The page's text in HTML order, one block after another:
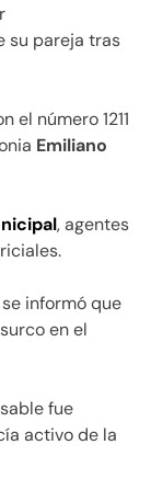
su pareja tras
el número 1211
Emiliano
, agentes
informó que
en el
fue
activo de la